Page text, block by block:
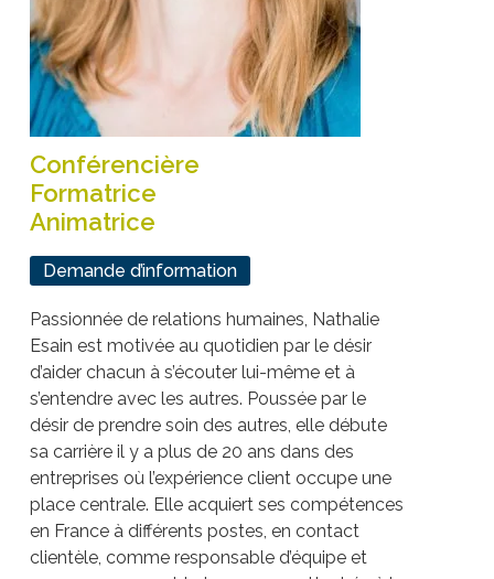
Conférencière
Formatrice
Animatrice
Demande d’information
Passionnée de relations humaines, Nathalie
Esain est motivée au quotidien par le désir
d’aider chacun à s’écouter lui-même et à
s’entendre avec les autres. Poussée par le
désir de prendre soin des autres, elle débute
sa carrière il y a plus de 20 ans dans des
entreprises où l’expérience client occupe une
place centrale. Elle acquiert ses compétences
en France à différents postes, en contact
clientèle, comme responsable d’équipe et